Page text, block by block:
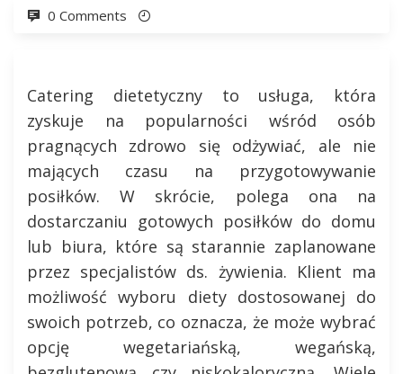
0 Comments
Catering dietetyczny to usługa, która
zyskuje na popularności wśród osób
pragnących zdrowo się odżywiać, ale nie
mających czasu na przygotowywanie
posiłków. W skrócie, polega ona na
dostarczaniu gotowych posiłków do domu
lub biura, które są starannie zaplanowane
przez specjalistów ds. żywienia. Klient ma
możliwość wyboru diety dostosowanej do
swoich potrzeb, co oznacza, że może wybrać
opcję wegetariańską, wegańską,